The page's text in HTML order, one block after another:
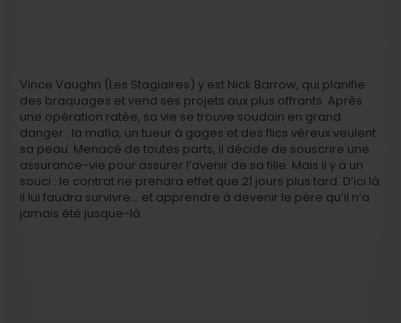
Vince Vaughn (Les Stagiaires) y est Nick Barrow, qui planifie
des braquages et vend ses projets aux plus offrants. Après
une opération ratée, sa vie se trouve soudain en grand
danger : la mafia, un tueur à gages et des flics véreux veulent
sa peau. Menacé de toutes parts, il décide de souscrire une
assurance-vie pour assurer l’avenir de sa fille. Mais il y a un
souci : le contrat ne prendra effet que 21 jours plus tard. D’ici là
il lui faudra survivre… et apprendre à devenir le père qu’il n’a
jamais été jusque-là.